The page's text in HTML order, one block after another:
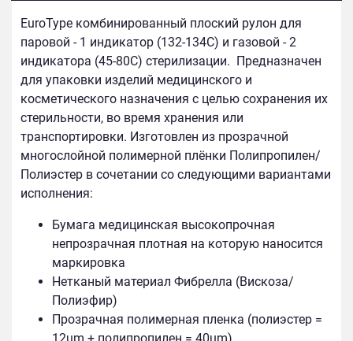
EuroType комбинированный плоский рулон для
паровой - 1 индикатор (132-134С) и газовой - 2
индикатора (45-80С) стерилизации.
Предназначен
для упаковки изделий медицинского и
косметического назначения с целью сохранения их
стерильности, во время хранения или
транспортировки. Изготовлен из прозрачной
многослойной полимерной плёнки Полипропилен/
Полиэстер в сочетании со следующими вариантами
исполнения:
Бумага медицинская высокопрочная
непрозрачная плотная на которую наносится
маркировка
Нетканый материал Фибрелла (Вискоза/
Полиэфир)
Прозрачная полимерная пленка (полиэстер =